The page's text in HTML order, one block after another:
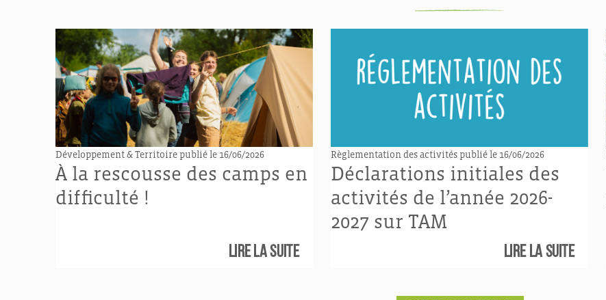
Développement & Territoirepublié le 16/06/2026
À la rescousse des camps en
difficulté !
Lire la suite
Règlementation des activitéspublié le 16/06/2026
Déclarations initiales des
activités de l’année 2026-
2027 sur TAM
Lire la suite